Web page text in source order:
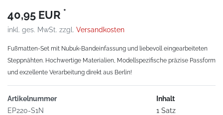
40,95 EUR *
inkl. ges. MwSt. zzgl. Versandkosten
Fußmatten-Set mit Nubuk-Bandeinfassung und liebevoll eingearbeiteten
Steppnähten. Hochwertige Materialien, Modellspezifische präzise Passform
und exzellente Verarbeitung direkt aus Berlin!
Artikelnummer
EP220-S1N
Inhalt
1 Satz